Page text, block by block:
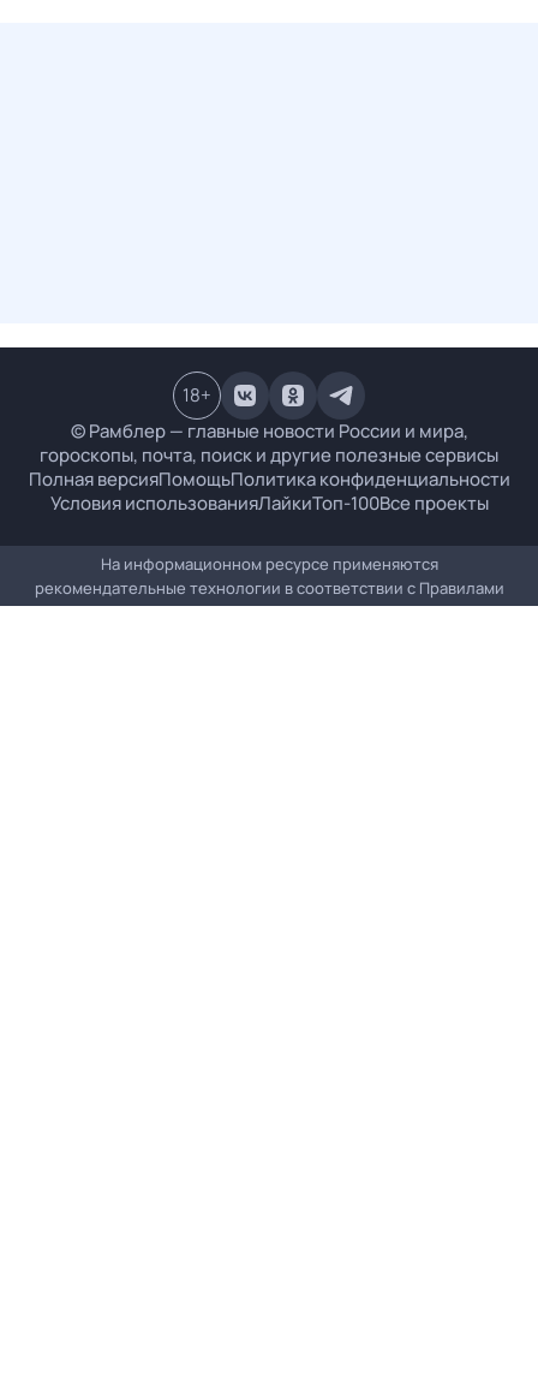
© Рамблер — главные новости России и мира,
гороскопы, почта, поиск и другие полезные сервисы
Полная версияПомощьПолитика конфиденциальности
Условия использованияЛайкиТоп-100Все проекты
18+
На информационном ресурсе применяются
рекомендательные технологии в соответствии с Правилами